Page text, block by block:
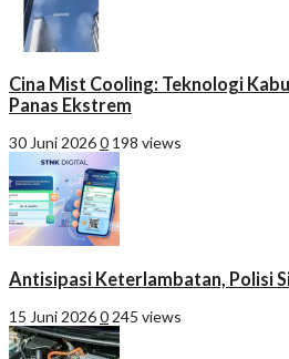
Cina Mist Cooling: Teknologi
Panas Ekstrem
30 Juni 20260 198 views
Antisipasi Keterlambatan, Polisi
15 Juni 20260 245 views